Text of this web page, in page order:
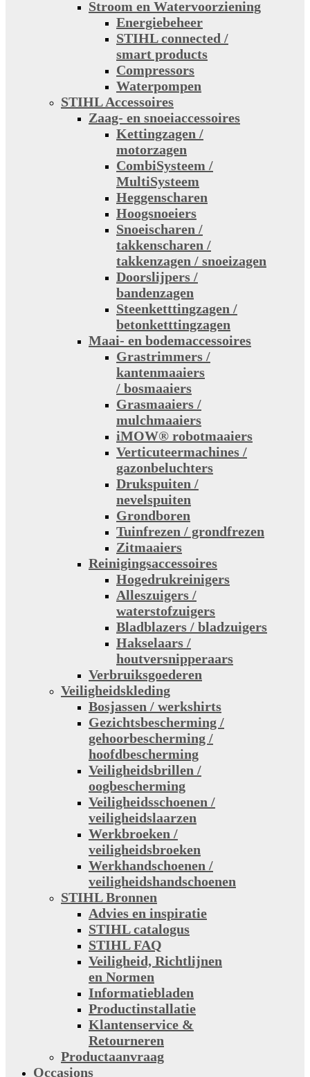
Stroom en Watervoorziening
Energiebeheer
STIHL connected /
smart products
Compressors
Waterpompen
STIHL Accessoires
Zaag- en snoeiaccessoires
Kettingzagen /
motorzagen
CombiSysteem /
MultiSysteem
Heggenscharen
Hoogsnoeiers
Snoeischaren /
takkenscharen /
takkenzagen / snoeizagen
Doorslijpers /
bandenzagen
Steenketttingzagen /
betonketttingzagen
Maai- en bodemaccessoires
Grastrimmers /
kantenmaaiers
/ bosmaaiers
Grasmaaiers /
mulchmaaiers
iMOW® robotmaaiers
Verticuteermachines /
gazonbeluchters
Drukspuiten /
nevelspuiten
Grondboren
Tuinfrezen / grondfrezen
Zitmaaiers
Reinigingsaccessoires
Hogedrukreinigers
Alleszuigers /
waterstofzuigers
Bladblazers / bladzuigers
Hakselaars /
houtversnipperaars
Verbruiksgoederen
Veiligheidskleding
Bosjassen / werkshirts
Gezichtsbescherming /
gehoorbescherming /
hoofdbescherming
Veiligheidsbrillen /
oogbescherming
Veiligheidsschoenen /
veiligheidslaarzen
Werkbroeken /
veiligheidsbroeken
Werkhandschoenen /
veiligheidshandschoenen
STIHL Bronnen
Advies en inspiratie
STIHL catalogus
STIHL FAQ
Veiligheid, Richtlijnen
en Normen
Informatiebladen
Productinstallatie
Klantenservice &
Retourneren
Productaanvraag
Occasions